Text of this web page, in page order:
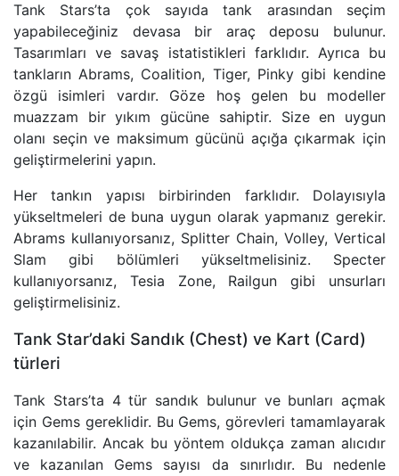
Tank Stars’ta çok sayıda tank arasından seçim
yapabileceğiniz devasa bir araç deposu bulunur.
Tasarımları ve savaş istatistikleri farklıdır. Ayrıca bu
tankların Abrams, Coalition, Tiger, Pinky gibi kendine
özgü isimleri vardır. Göze hoş gelen bu modeller
muazzam bir yıkım gücüne sahiptir. Size en uygun
olanı seçin ve maksimum gücünü açığa çıkarmak için
geliştirmelerini yapın.
Her tankın yapısı birbirinden farklıdır. Dolayısıyla
yükseltmeleri de buna uygun olarak yapmanız gerekir.
Abrams kullanıyorsanız, Splitter Chain, Volley, Vertical
Slam gibi bölümleri yükseltmelisiniz. Specter
kullanıyorsanız, Tesia Zone, Railgun gibi unsurları
geliştirmelisiniz.
Tank Star’daki Sandık (Chest) ve Kart (Card)
türleri
Tank Stars’ta 4 tür sandık bulunur ve bunları açmak
için Gems gereklidir. Bu Gems, görevleri tamamlayarak
kazanılabilir. Ancak bu yöntem oldukça zaman alıcıdır
ve kazanılan Gems sayısı da sınırlıdır. Bu nedenle